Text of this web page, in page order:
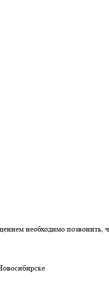
необходимо позвонить,